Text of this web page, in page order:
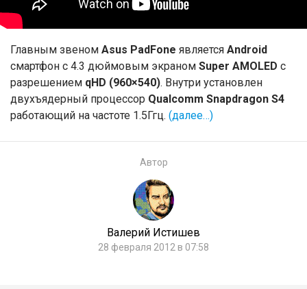
Главным звеном Asus PadFone является Android
смартфон с 4.3 дюймовым экраном Super AMOLED с
разрешением qHD (960×540). Внутри установлен
двухъядерный процессор Qualcomm Snapdragon S4
работающий на частоте 1.5Ггц. (далее…)
Автор
Валерий Истишев
28 февраля 2012 в 07:58